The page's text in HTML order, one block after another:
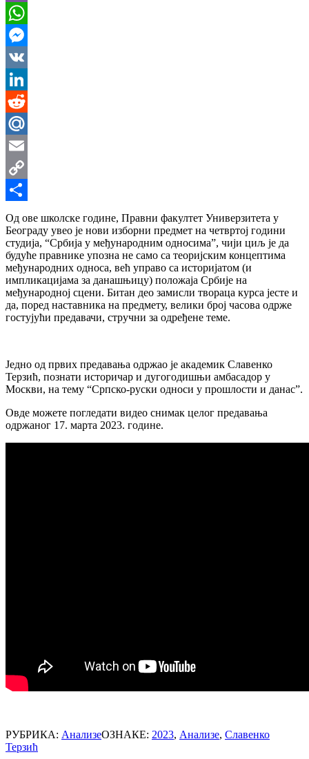
Viber
WhatsApp
Messenger
VK
LinkedIn
Reddit
Mail.Ru
Email
Copy
Link
Share
Од ове школске године, Правни факултет Универзитета у
Београду увео је нови изборни предмет на четвртој години
студија, “Србија у међународним односима”, чији циљ је да
будуће правнике упозна не само са теоријским концептима
међународних односа, већ управо са историјатом (и
импликацијама за данашњицу) положаја Србије на
међународној сцени. Битан део замисли твораца курса јесте и
да, поред наставника на предмету, велики број часова одрже
гостујући предавачи, стручни за одређене теме.
Једно од првих предавања одржао је академик Славенко
Терзић, познати историчар и дугогодишњи амбасадор у
Москви, на тему “Српско-руски односи у прошлости и данас”.
Овде можете погледати видео снимак целог предавања
одржаног 17. марта 2023. године.
РУБРИКА: АнализеОЗНАКЕ: 2023, Анализе, Славенко
Терзић